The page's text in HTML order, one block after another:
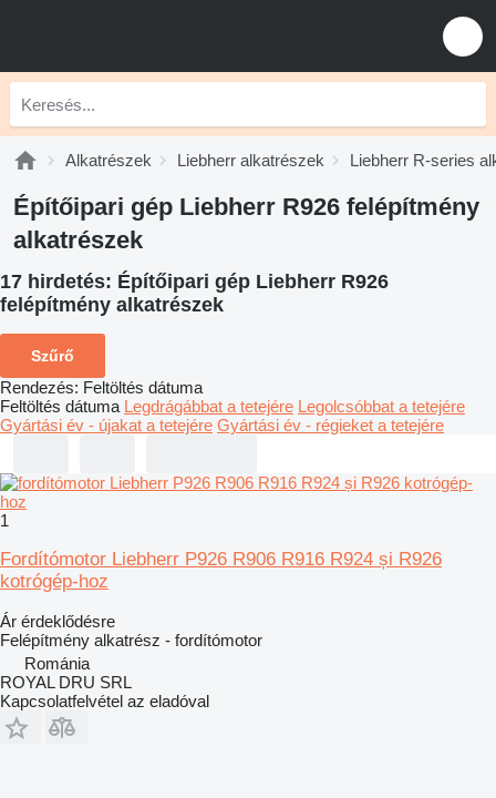
Alkatrészek Liebherr alkatrészek Liebherr R-series
Építőipari gép Liebherr R926 felépítmény
alkatrészek
17 hirdetés: Építőipari gép Liebherr R926
felépítmény alkatrészek
Szűrő
Rendezés: Feltöltés dátuma
Feltöltés dátuma Legdrágábbat a tetejére Legolcsóbbat a tetejére
Gyártási év - újakat a tetejére Gyártási év - régieket a tetejére
1
Fordítómotor Liebherr P926 R906 R916 R924 și R926
kotrógép-hoz
Ár érdeklődésre
Felépítmény alkatrész - fordítómotor
Románia
ROYAL DRU SRL
Kapcsolatfelvétel az eladóval